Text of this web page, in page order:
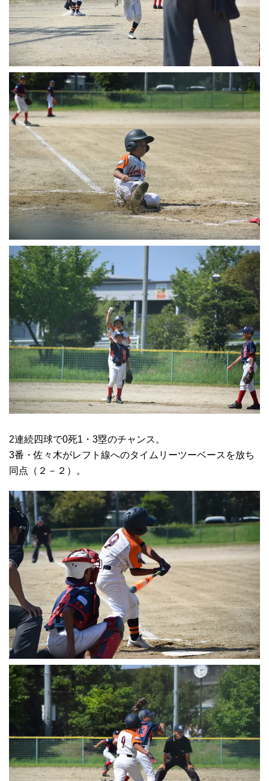
2連続四球で0死1・3塁のチャンス。
3番・佐々木がレフト線へのタイムリーツーベースを放ち
同点（２－２）。